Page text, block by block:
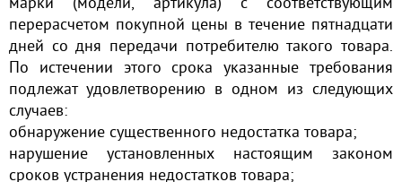
перерасчетом покупной цены в течение пятнадцати
дней со дня передачи потребителю такого товара.
По истечении этого срока указанные требования
подлежат удовлетворению в одном из следующих
случаев:
обнаружение существенного недостатка товара;
нарушение установленных настоящим законом
сроков устранения недостатков товара;